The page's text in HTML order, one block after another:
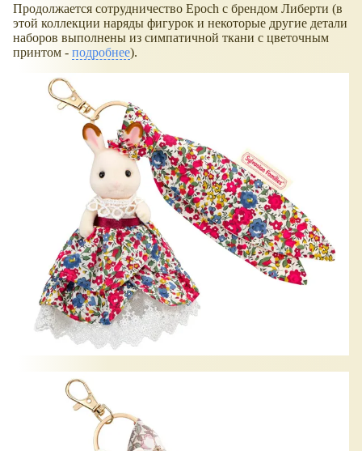
Продолжается сотрудничество Epoch с брендом Либерти (в
этой коллекции наряды фигурок и некоторые другие детали
наборов выполнены из симпатичной ткани с цветочным
принтом - подробнее).